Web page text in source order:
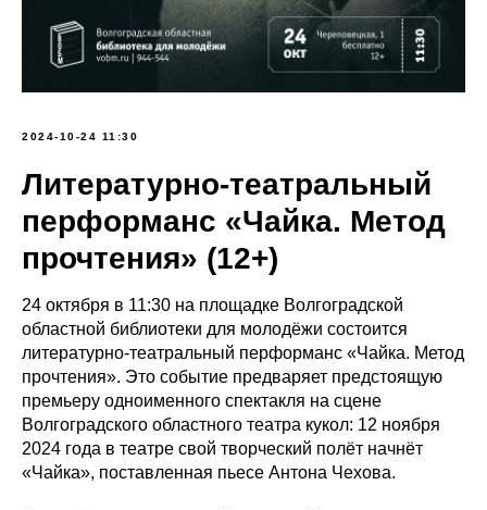
2024-10-24 11:30
Литературно-театральный
перформанс «Чайка. Метод
прочтения» (12+)
24 октября в 11:30 на площадке Волгоградской
областной библиотеки для молодёжи состоится
литературно-театральный перформанс «Чайка. Метод
прочтения». Это событие предваряет предстоящую
премьеру одноименного спектакля на сцене
Волгоградского областного театра кукол: 12 ноября
2024 года в театре свой творческий полёт начнёт
«Чайка», поставленная пьесе Антона Чехова.